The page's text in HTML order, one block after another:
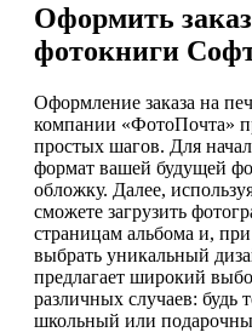
Оформить
фотокниги
Оформление заказа на
компании «ФотоПочта»
простых шагов. Для
формат вашей будущей
обложку. Далее,
сможете загрузить
страницам альбома и,
выбрать уникальный
предлагает широкий
различных случаев: будь
школьный или